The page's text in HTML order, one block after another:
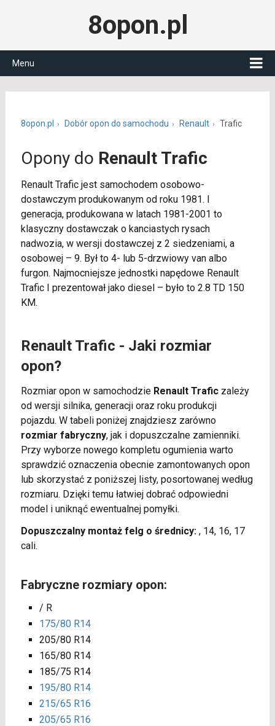
8opon.pl
Menu
8opon.pl Dobór opon do samochodu Renault Trafic
Opony do Renault Trafic
Renault Trafic jest samochodem osobowo-
dostawczym produkowanym od roku 1981. I
generacja, produkowana w latach 1981-2001 to
klasyczny dostawczak o kanciastych rysach
nadwozia, w wersji dostawczej z 2 siedzeniami, a
osobowej – 9. Był to 4- lub 5-drzwiowy van albo
furgon. Najmocniejsze jednostki napędowe Renault
Trafic I prezentował jako diesel – było to 2.8 TD 150
KM.
Renault Trafic - Jaki rozmiar
opon?
Rozmiar opon w samochodzie Renault Traficzależy
od wersji silnika, generacji oraz roku produkcji
pojazdu. W tabeli poniżej znajdziesz zarówno
rozmiar fabryczny, jak i dopuszczalne zamienniki.
Przy wyborze nowego kompletu ogumienia warto
sprawdzić oznaczenia obecnie zamontowanych opon
lub skorzystać z poniższej listy, posortowanej według
rozmiaru. Dzięki temu łatwiej dobrać odpowiedni
model i uniknąć ewentualnej pomyłki.
Dopuszczalny montaż felg o średnicy:, 14, 16, 17
cali.
Fabryczne rozmiary opon:
/ R
175/80 R14
205/80 R14
165/80 R14
185/75 R14
195/80 R14
215/65 R16
205/65 R16